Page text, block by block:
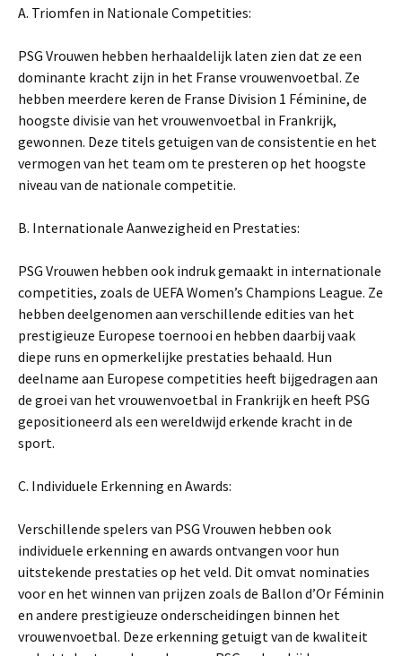
A. Triomfen in Nationale Competities:
PSG Vrouwen hebben herhaaldelijk laten zien dat ze een
dominante kracht zijn in het Franse vrouwenvoetbal. Ze
hebben meerdere keren de Franse Division 1 Féminine, de
hoogste divisie van het vrouwenvoetbal in Frankrijk,
gewonnen. Deze titels getuigen van de consistentie en het
vermogen van het team om te presteren op het hoogste
niveau van de nationale competitie.
B. Internationale Aanwezigheid en Prestaties:
PSG Vrouwen hebben ook indruk gemaakt in internationale
competities, zoals de UEFA Women’s Champions League. Ze
hebben deelgenomen aan verschillende edities van het
prestigieuze Europese toernooi en hebben daarbij vaak
diepe runs en opmerkelijke prestaties behaald. Hun
deelname aan Europese competities heeft bijgedragen aan
de groei van het vrouwenvoetbal in Frankrijk en heeft PSG
gepositioneerd als een wereldwijd erkende kracht in de
sport.
C. Individuele Erkenning en Awards:
Verschillende spelers van PSG Vrouwen hebben ook
individuele erkenning en awards ontvangen voor hun
uitstekende prestaties op het veld. Dit omvat nominaties
voor en het winnen van prijzen zoals de Ballon d’Or Féminin
en andere prestigieuze onderscheidingen binnen het
vrouwenvoetbal. Deze erkenning getuigt van de kwaliteit